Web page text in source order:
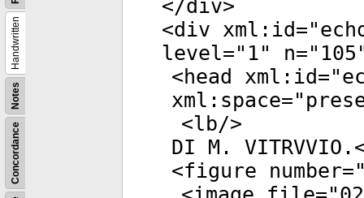
Concordance
Notes
Handwritten
</div>
<div xml:id="
level=" 1" n=" 105
<head xml:id="
xml:space="
<lb/>
DI M.
<figure number